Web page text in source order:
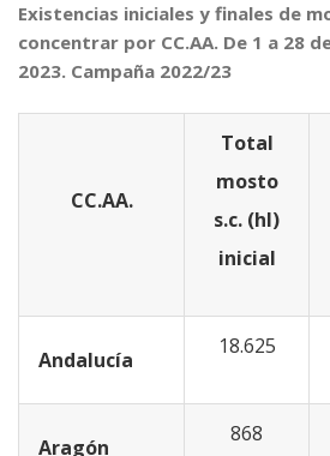
Existencias iniciales y finales de
concentrar por CC.AA. De 1 a 28
2023. Campaña 2022/23
CC.AA.
Total
mosto
s.c. (hl)
inicial
Andalucía
18.625
Aragón
868